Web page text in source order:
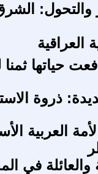
والتحول:
العراقية
حياتها
ذروة
العربية
في